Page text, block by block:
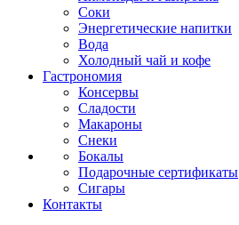
Соки
Энергетические напитки
Вода
Холодный чай и кофе
Гастрономия
Консервы
Сладости
Макароны
Снеки
Бокалы
Подарочные сертификаты
Сигары
Контакты